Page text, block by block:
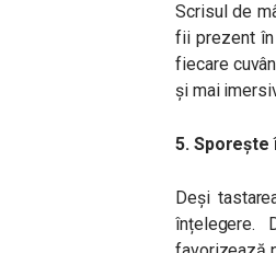
Scrisul de
fii prezent în
fiecare
și mai
5.
Deși
înțelegere.